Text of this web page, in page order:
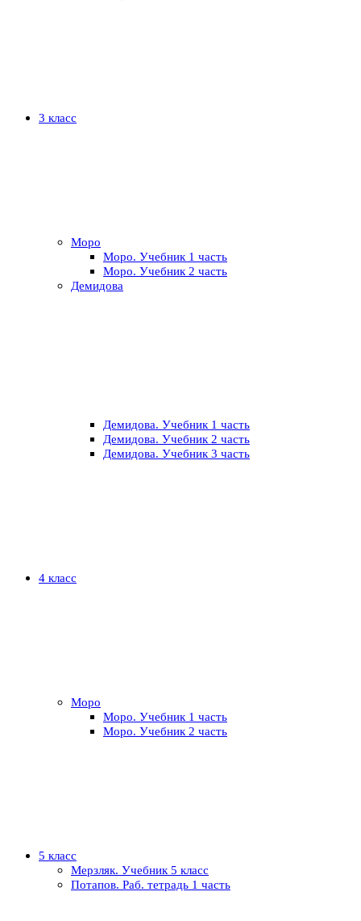
3 класс
Моро
Моро. Учебник 1 часть
Моро. Учебник 2 часть
Демидова
Демидова. Учебник 1 часть
Демидова. Учебник 2 часть
Демидова. Учебник 3 часть
4 класс
Моро
Моро. Учебник 1 часть
Моро. Учебник 2 часть
5 класс
Мерзляк. Учебник 5 класс
Потапов. Раб. тетрадь 1 часть